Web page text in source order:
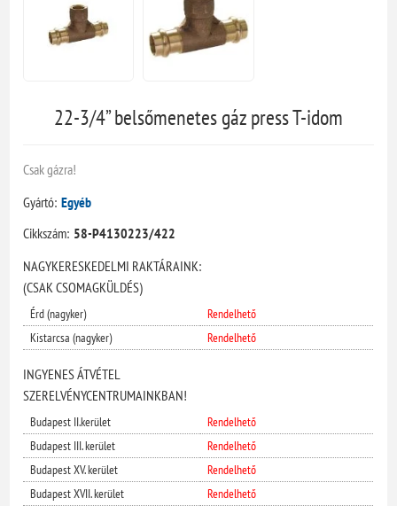
22-3/4” belsőmenetes gáz press T-idom
Csak gázra!
Gyártó: Egyéb
Cikkszám: 58-P4130223/422
NAGYKERESKEDELMI RAKTÁRAINK:
(CSAK CSOMAGKÜLDÉS)
Érd (nagyker)
Rendelhető
Kistarcsa (nagyker)
Rendelhető
INGYENES ÁTVÉTEL
SZERELVÉNYCENTRUMAINKBAN!
Budapest II.kerület
Rendelhető
Budapest III. kerület
Rendelhető
Budapest XV. kerület
Rendelhető
Budapest XVII. kerület
Rendelhető